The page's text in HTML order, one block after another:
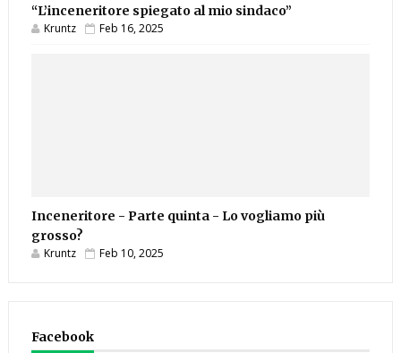
“L’inceneritore spiegato al mio sindaco”
Kruntz Feb 16, 2025
Inceneritore - Parte quinta - Lo vogliamo più
grosso?
Kruntz Feb 10, 2025
Facebook